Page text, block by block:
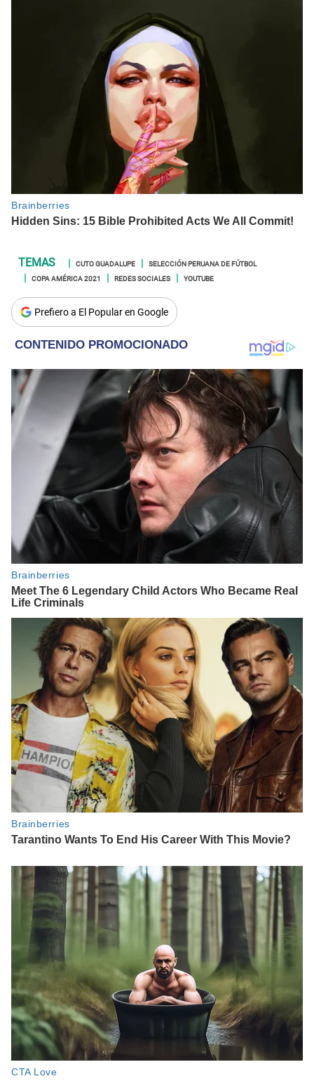
CUTO GUADALUPE
SELECCIÓN PERUANA DE FÚTBOL
COPA AMÉRICA 2021
REDES SOCIALES YOUTUBE
Prefiero a El Popular en Google